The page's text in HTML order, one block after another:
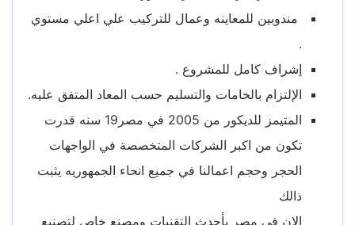
مندوبين للمعاينه وعمال للتركيب علي اعلي مستوي
.
إشراف كامل للمشروع .
الإلتزام بالخامات والتسليم حسب المعاد المتفق عليه.
المتيمز للديكور من 2005 في مصر19 سنه قدرت
تكون من اكبر الشركات المتخصصة في الواجهات
الحجر وحجم اعمالنا في جميع انحاء الجمهوريه يثبت
ذالك
الان في مصر بأحدث التقنيات ومصنع خاص لتصنيع